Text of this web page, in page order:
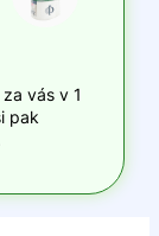
vás v 1
pak